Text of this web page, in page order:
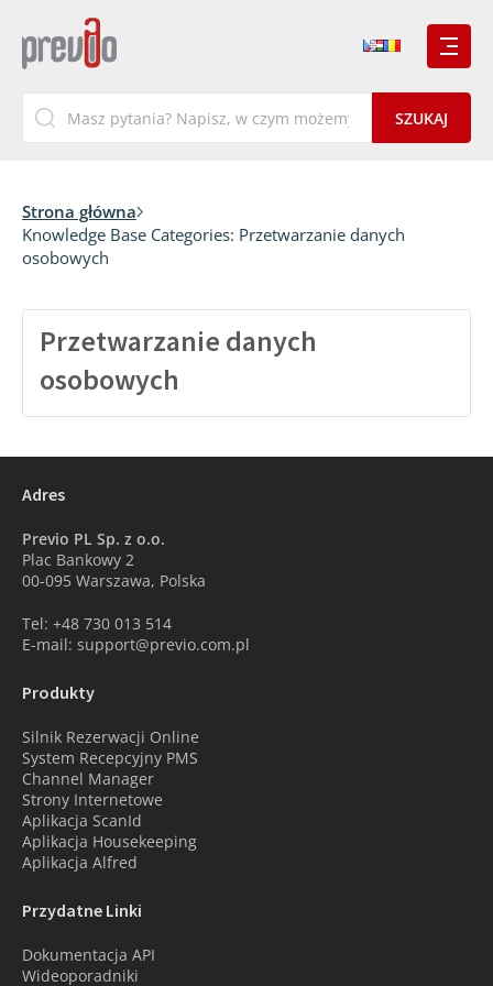
Strona główna
Knowledge Base Categories: Przetwarzanie danych
osobowych
Przetwarzanie danych
osobowych
Adres
Previo PL Sp. z o.o.
Plac Bankowy 2
00-095 Warszawa, Polska
Tel: +48 730 013 514
E-mail: support@previo.com.pl
Produkty
Silnik Rezerwacji Online
System Recepcyjny PMS
Channel Manager
Strony Internetowe
Aplikacja ScanId
Aplikacja Housekeeping
Aplikacja Alfred
Przydatne Linki
Dokumentacja API
Wideoporadniki